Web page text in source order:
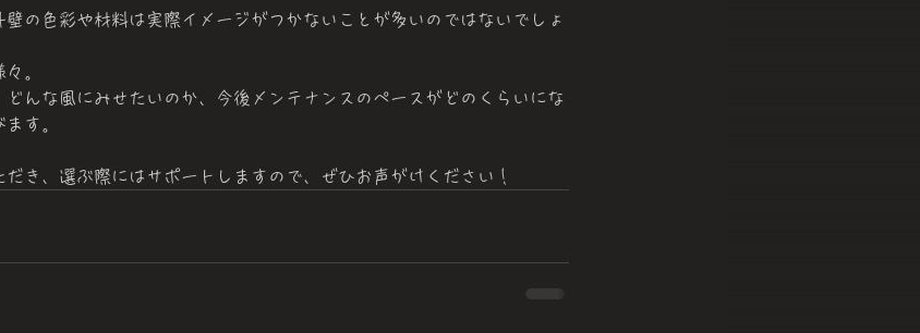
の色彩や材料は実際イメージがつかないことが多いのではないでしょ
。
どんな風にみせたいのか、今後メンテナンスのペースがどのくらいにな
す。
き、選ぶ際にはサポートしますので、ぜひお声がけください！